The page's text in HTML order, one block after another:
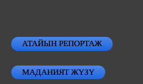
АТАЙЫН РЕПОРТАЖ
МАДАНИЯТ ЖҮЗҮ